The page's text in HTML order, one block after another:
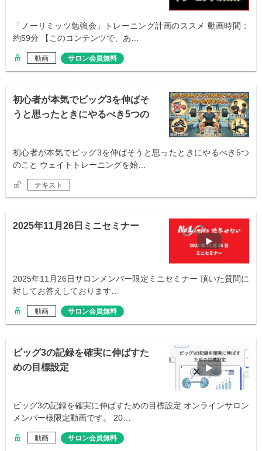
「ノーリミッツ勉強会」トレーニング計画のススメ 動画時間：
約59分 【このコンテンツで、あ…
動画 サロン会員無料
初心者が本気でビッグ3を伸ばそ
うと思ったときにやるべき5つの
初心者が本気でビッグ3を伸ばそうと思ったときにやるべき5つ
のこと ウェイトトレーニングを始…
テキスト
2025年11月26日ミニセミナー
2025年11月26日サロンメンバー限定ミニセミナー 頂いた質問に
対してお答えしております…
動画 サロン会員無料
ビッグ3の記録を確実に伸ばすた
めの目標設定
ビッグ3の記録を確実に伸ばすための目標設定 オンラインサロン
メンバー様限定動画です。 20…
動画 サロン会員無料